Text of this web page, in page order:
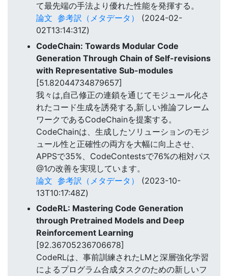
て最先端の手法より優れた性能を発揮する。
論文 参考訳（メタデータ）
(2024-02-
02T13:14:31Z)
CodeChain: Towards Modular Code
Generation Through Chain of Self-revisions
with Representative Sub-modules
[51.82044734879657]
我々は,自己修正の連鎖を通じてモジュール化さ
れたコード生成を誘発する,新しい推論フレーム
ワークであるCodeChainを提案する。
CodeChainは、生成したソリューションのモジ
ュール性と正確性の両方を大幅に向上させ、
APPSで35%、CodeContestsで76%の相対パス
@1の改善を実現しています。
論文 参考訳（メタデータ）
(2023-10-
13T10:17:48Z)
CodeRL: Mastering Code Generation
through Pretrained Models and Deep
Reinforcement Learning
[92.36705236706678]
CodeRLは、事前訓練されたLMと深層強化学習
によるプログラム合成タスクのための新しいフ